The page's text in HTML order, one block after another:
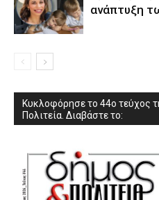
ανάπτυξη
Κυκλοφόρησε το 44ο τεύχος
Πολιτεία. Διαβάστε το: